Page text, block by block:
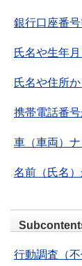
銀行口座番号
氏名や生年
氏名や住所
携帯電話番号
車（車両）
名前（氏名
行動調査（不